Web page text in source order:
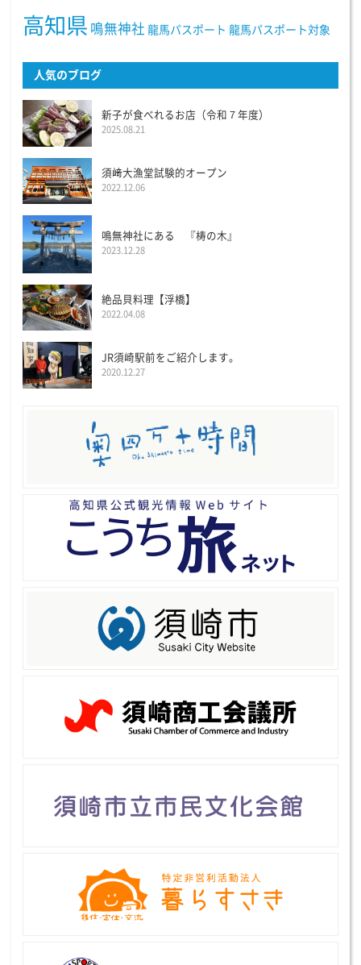
高知県 鳴無神社 龍馬パスポート 龍馬パスポート対象
人気のブログ
新子が食べれるお店（令和７年度）
2025.08.21
須﨑大漁堂試験的オープン
2022.12.06
鳴無神社にある 『梼の木』
2023.12.28
絶品貝料理【浮橋】
2022.04.08
JR須崎駅前をご紹介します。
2020.12.27